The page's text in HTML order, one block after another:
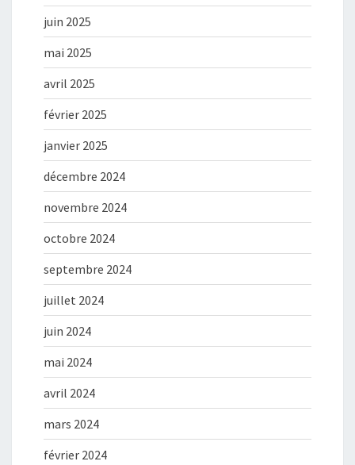
juin 2025
mai 2025
avril 2025
février 2025
janvier 2025
décembre 2024
novembre 2024
octobre 2024
septembre 2024
juillet 2024
juin 2024
mai 2024
avril 2024
mars 2024
février 2024